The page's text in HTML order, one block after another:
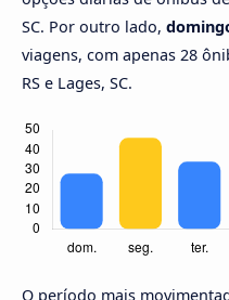
SC. Por outro lado,
viagens, com apenas 28
RS e Lages, SC.
O período mais